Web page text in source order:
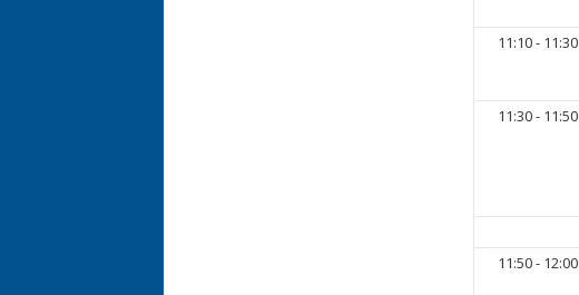
11:10 - 11:30
11:30 - 11:50
11:50 - 12:00